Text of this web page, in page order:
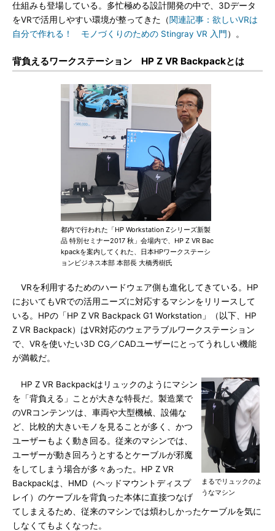
仕組みも登場している。多忙極める設計開発の中で、3Dデータ
をVRで活用しやすい環境が整ってきた（関連記事：欲しいVRは
自分で作れる！ モノづくりのための Stingray VR 入門 ）。
背負えるワークステーション HP Z VR Backpackとは
都内で行われた「HP Workstation Zシリーズ新製
品 特別セミナー2017 秋」会場内で、HP Z VR Bac
kpackを案内してくれた、日本HPワークステーシ
ョンビジネス本部 本部長 大橋秀樹氏
VRを利用するためのハードウェア側も進化してきている。HP
においてもVRでの活用ニーズに対応するマシンをリリースして
いる。HPの「HP Z VR Backpack G1 Workstation」（以下、HP
Z VR Backpack）はVR対応のウェアラブルワークステーション
で、VRを使いたい3D CG／CADユーザーにとってうれしい機能
が満載だ。
まるでリュックのよ
うなマシン
HP Z VR Backpackはリュックのようにマシン
を「背負える」ことが大きな特長だ。製造業で
のVRコンテンツは、車両や大型機械、設備な
ど、比較的大きいモノを見ることが多く、かつ
ユーザーもよく動き回る。従来のマシンでは、
ユーザーが動き回ろうとするとケーブルが邪魔
をしてしまう場合が多々あった。HP Z VR
Backpackは、HMD（ヘッドマウントディスプ
レイ）のケーブルを背負った本体に直接つなげ
てしまえるため、従来のマシンでは煩わしかったケーブルを気に
しなくてもよくなった。